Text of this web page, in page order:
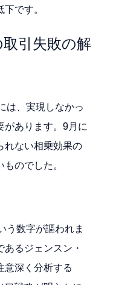
です。
引失敗の解
は、実現しなかっ
があります。9月に
れない相乗効果の
のでした。
う数字が謳われま
るジェンスン・
意深く分析する